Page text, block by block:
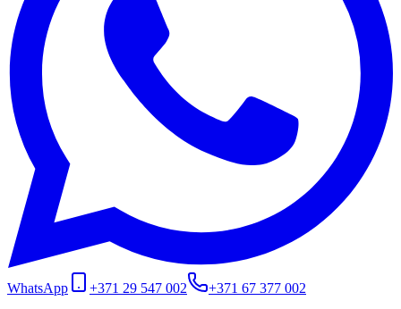
WhatsApp +371 29 547 002
+371 67 377 002